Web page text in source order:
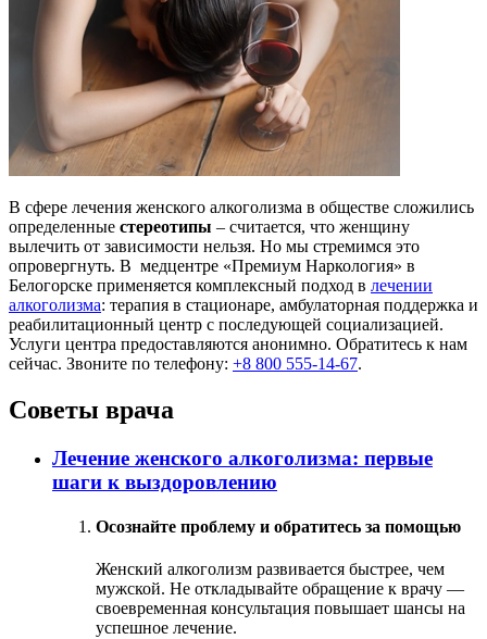
В сфере лечения женского алкоголизма в обществе сложились
определенные стереотипы – считается, что женщину
вылечить от зависимости нельзя. Но мы стремимся это
опровергнуть. В медцентре «Премиум Наркология» в
Белогорске применяется комплексный подход в лечении
алкоголизма: терапия в стационаре, амбулаторная поддержка и
реабилитационный центр с последующей социализацией.
Услуги центра предоставляются анонимно. Обратитесь к нам
сейчас. Звоните по телефону: +8 800 555-14-67.
Советы врача
Лечение женского алкоголизма: первые
шаги к выздоровлению
Осознайте проблему и обратитесь за помощью
Женский алкоголизм развивается быстрее, чем
мужской. Не откладывайте обращение к врачу —
своевременная консультация повышает шансы на
успешное лечение.